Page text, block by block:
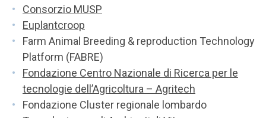
Consorzio MUSP
Euplantcroop
Farm Animal Breeding & reproduction Technology
Platform (FABRE)
Fondazione Centro Nazionale di Ricerca per le
tecnologie dell’Agricoltura – Agritech
Fondazione Cluster regionale lombardo